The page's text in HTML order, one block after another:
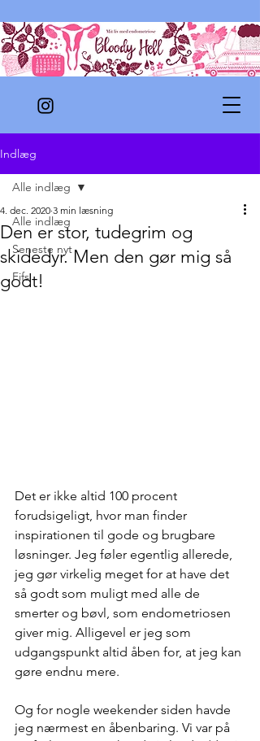
Indlæg
Alle indlæg
Seneste nyt
Fifs
Alle indlæg
Den er stor, tudegrim og
skidedyr. Men den gør mig så
godt!
4. dec. 2020 3 min læsning
Det er ikke altid 100 procent
forudsigeligt, hvor man finder
inspirationen til gode og brugbare
løsninger. Jeg føler egentlig allerede,
jeg gør virkelig meget for at have det
så godt som muligt med alle de
smerter og bøvl, som endometriosen
giver mig. Alligevel er jeg som
udgangspunkt altid åben for, at jeg kan
gøre endnu mere.
Og for nogle weekender siden havde
jeg nærmest en åbenbaring. Vi var på